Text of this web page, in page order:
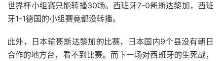
世界杯小组赛只能转播30场。西班牙7-0哥斯达黎加，西班
牙1-1德国的小组赛竟都没转播。
此外，日本输哥斯达黎加的比赛，日本国内9个县没有朝日
合作的地方台，看不到比赛。而下一场对西班牙的生死战，